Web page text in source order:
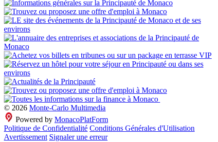
© 2026 Monte-Carlo Multimedia
Powered by MonacoPlatForm
Politique de Confidentialité Conditions Générales d'Utilisation
Avertissement Signaler une erreur